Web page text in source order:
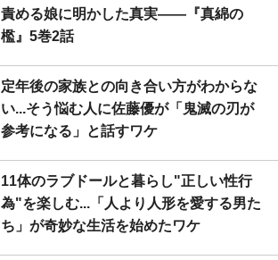
責める娘に明かした真実――『真綿の
檻』5巻2話
定年後の家族との向き合い方がわからな
い...そう悩む人に佐藤優が「鬼滅の刃が
参考になる」と話すワケ
11体のラブドールと暮らし"正しい性行
為"を楽しむ...「人より人形を愛する男た
ち」が奇妙な生活を始めたワケ